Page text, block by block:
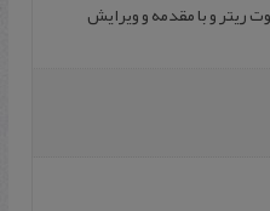
ریتر و با مقدمه و ویرایش